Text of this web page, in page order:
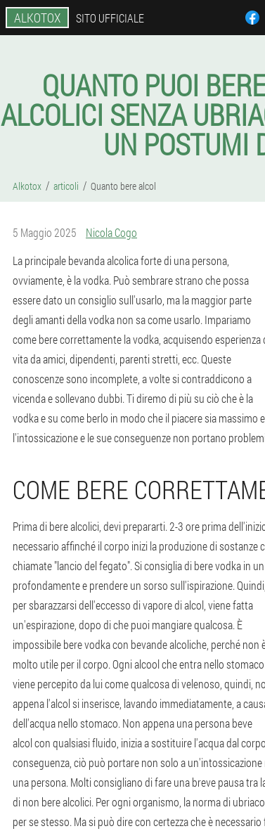
ALKOTOX SITO UFFICIALE
QUANTO PUOI
ALCOLICI SENZA
UN POSTUMI
Alkotox articoli Quanto bere alcol
5 Maggio 2025
Nicola Cogo
La principale bevanda alcolica forte di una persona,
ovviamente, è la vodka. Può sembrare strano che possa
essere dato un consiglio sull'usarlo, ma la maggior parte
degli amanti della vodka non sa come usarlo. Impariamo
come bere correttamente la vodka, acquisendo esperienza
vita da amici, dipendenti, parenti stretti, ecc. Queste
conoscenze sono incomplete, a volte si contraddicono a
vicenda e sollevano dubbi. Ti diremo di più su ciò che è la
vodka e su come berlo in modo che il piacere sia massimo e
l'intossicazione e le sue conseguenze non portano
COME BERE
Prima di bere alcolici, devi prepararti. 2-3 ore prima
necessario affinché il corpo inizi la produzione di
chiamate "lancio del fegato". Si consiglia di bere vodka in
profondamente e prendere un sorso sull'ispirazione.Quindi,
per sbarazzarsi dell'eccesso di vapore di alcol, viene fatta
un'espirazione, dopo di che puoi mangiare qualcosa. È
impossibile bere vodka con bevande alcoliche, perché non
molto utile per il corpo. Ogni alcool che entra nello stomaco
viene percepito da lui come qualcosa di velenoso, quindi,
appena l'alcol si inserisce, lavando immediatamente, a
dell'acqua nello stomaco. Non appena una persona beve
alcol con qualsiasi fluido, inizia a sostituire l'acqua dal
conseguenza, ciò può portare non solo a
una persona. Molti consigliano di fare una breve pausa tra
di non bere alcolici. Per ogni organismo, la norma di
per se stesso. Ma si può dire con certezza che è